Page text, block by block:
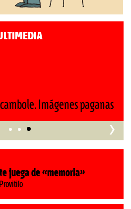
retrocede al siglo XIX»
›
juega de «memoria»